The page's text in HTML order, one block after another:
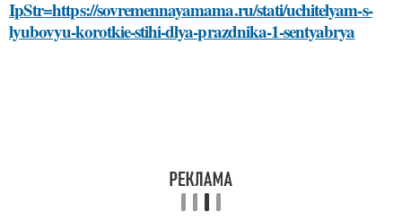
IpStr=https://sovremennayamama.ru/stati/uchitelyam-s-
lyubovyu-korotkie-stihi-dlya-prazdnika-1-sentyabrya